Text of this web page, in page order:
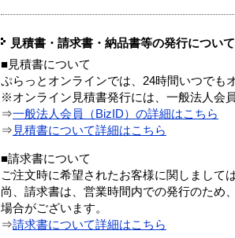
見積書・請求書・納品書等の発行について
■見積書について
ぷらっとオンラインでは、24時間いつでも
※オンライン見積書発行には、一般法人会
⇒一般法人会員（BizID）の詳細はこちら
⇒ 見積書について詳細はこちら
■請求書について
ご注文時に希望されたお客様に関しまして
尚、請求書は、営業時間内での発行のため
場合がございます。
⇒請求書について詳細はこちら